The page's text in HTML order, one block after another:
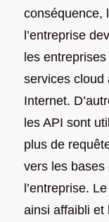
conséquence,
l’entreprise
les
services cloud
Internet.
les API sont
plus de
vers les bases
l’entreprise.
ainsi affaibli et